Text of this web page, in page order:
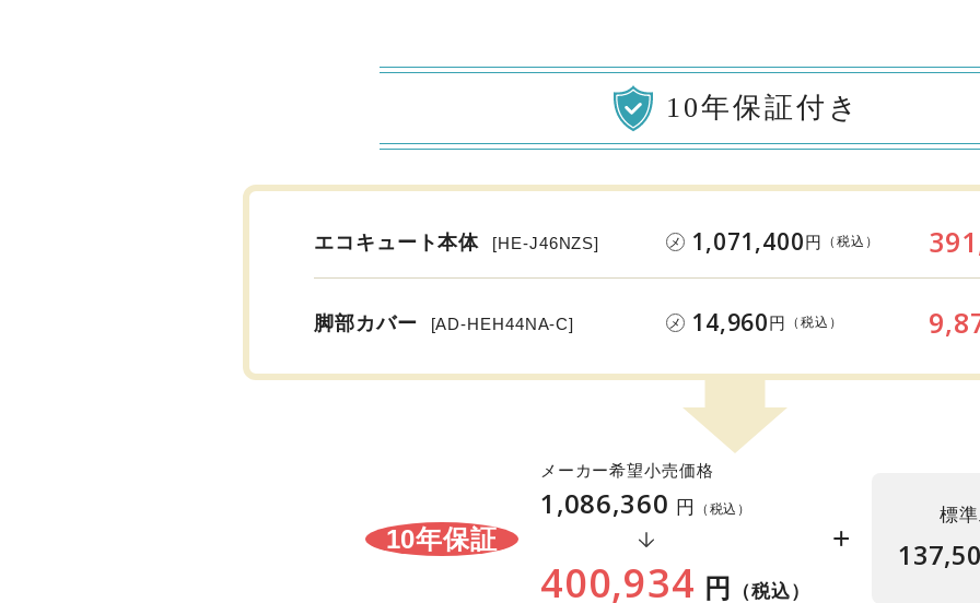
10年保証付き
エコキュート本体 [HE-J46NZS] メ 1,071,400円 （税込）
脚部カバー [AD-HEH44NA-C] メ 14,960円 （税込）
10年保証
メーカー希望小売価格
1,086,360 円 （税込）
400,934 円 （税込）
+
標